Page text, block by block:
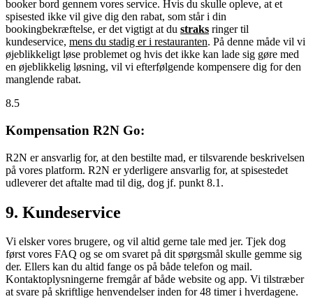
booker bord gennem vores service. Hvis du skulle opleve, at et
spisested ikke vil give dig den rabat, som står i din
bookingbekræftelse, er det vigtigt at du straks ringer til
kundeservice, mens du stadig er i restauranten. På denne måde vil vi
øjeblikkeligt løse problemet og hvis det ikke kan lade sig gøre med
en øjeblikkelig løsning, vil vi efterfølgende kompensere dig for den
manglende rabat.
8.5
Kompensation R2N Go:
R2N er ansvarlig for, at den bestilte mad, er tilsvarende beskrivelsen
på vores platform. R2N er yderligere ansvarlig for, at spisestedet
udleverer det aftalte mad til dig, dog jf. punkt 8.1.
9. Kundeservice
Vi elsker vores brugere, og vil altid gerne tale med jer. Tjek dog
først vores FAQ og se om svaret på dit spørgsmål skulle gemme sig
der. Ellers kan du altid fange os på både telefon og mail.
Kontaktoplysningerne fremgår af både website og app. Vi tilstræber
at svare på skriftlige henvendelser inden for 48 timer i hverdagene.